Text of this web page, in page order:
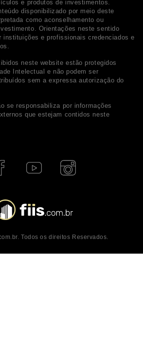
e produtos de investimentos.
disponibilizado por meio deste
como aconselhamento ou
Orientações neste sentido
instituições e profissionais credenciados e
neste website estão protegidos
Intelectual e não podem ser
sem a expressa autorização do
se responsabiliza por informações
que estejam contidos neste
Todos os direitos Reservados.